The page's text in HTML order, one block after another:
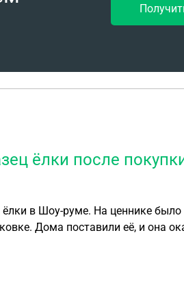
Игнорирование на
ёлки после
в Шоу-руме. На ценнике было
по душе".
отказа что ёлка